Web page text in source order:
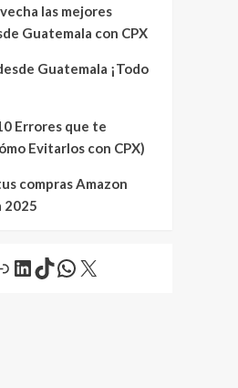
las mejores
Guatemala con CPX
Guatemala ¡Todo
Errores que te
Evitarlos con CPX)
compras Amazon
2025
LinkedIn
TikTok
WhatsApp
X